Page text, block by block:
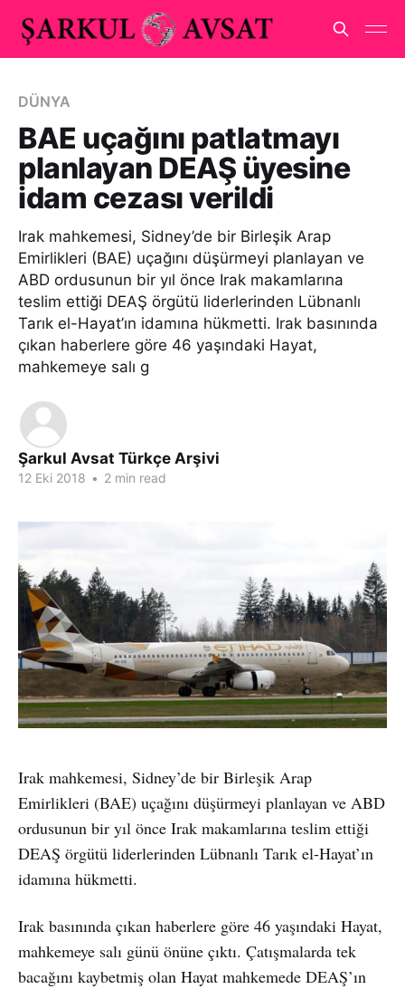
DÜNYA
BAE uçağını patlatmayı
planlayan DEAŞ üyesine
idam cezası verildi
Irak mahkemesi, Sidney’de bir Birleşik Arap
Emirlikleri (BAE) uçağını düşürmeyi planlayan ve
ABD ordusunun bir yıl önce Irak makamlarına
teslim ettiği DEAŞ örgütü liderlerinden Lübnanlı
Tarık el-Hayat’ın idamına hükmetti. Irak basınında
çıkan haberlere göre 46 yaşındaki Hayat,
mahkemeye salı g
Şarkul Avsat Türkçe Arşivi
12 Eki 2018 • 2 min read
Irak mahkemesi, Sidney’de bir Birleşik Arap
Emirlikleri (BAE) uçağını düşürmeyi planlayan ve ABD
ordusunun bir yıl önce Irak makamlarına teslim ettiği
DEAŞ örgütü liderlerinden Lübnanlı Tarık el-Hayat’ın
idamına hükmetti.
Irak basınında çıkan haberlere göre 46 yaşındaki Hayat,
mahkemeye salı günü önüne çıktı. Çatışmalarda tek
bacağını kaybetmiş olan Hayat mahkemede DEAŞ’ın